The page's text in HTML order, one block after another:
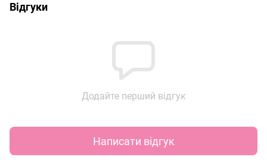
Відгуки
Додайте перший відгук
Написати відгук